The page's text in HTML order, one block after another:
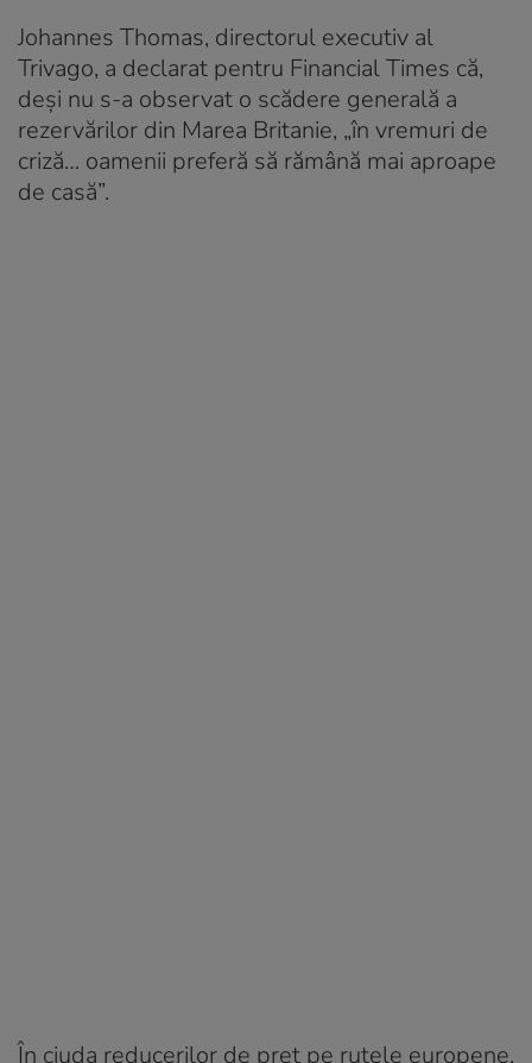
Johannes Thomas, directorul executiv al
Trivago, a declarat pentru Financial Times că,
deși nu s-a observat o scădere generală a
rezervărilor din Marea Britanie, „în vremuri de
criză… oamenii preferă să rămână mai aproape
de casă”.
În ciuda reducerilor de preț pe rutele europene,